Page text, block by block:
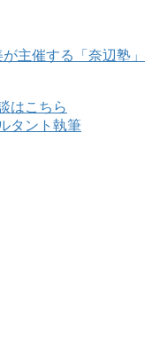
主催する「奈辺塾」
はこちら
タント執筆